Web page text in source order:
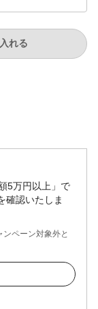
れる
5万円以上」で
確認いたしま
ペーン対象外と